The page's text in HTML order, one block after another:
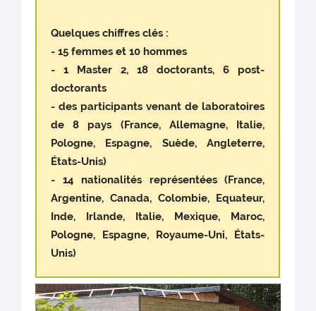
Quelques chiffres clés :
- 15 femmes et 10 hommes
- 1 Master 2, 18 doctorants, 6 post-
doctorants
- des participants venant de laboratoires
de 8 pays (France, Allemagne, Italie,
Pologne, Espagne, Suède, Angleterre,
États-Unis)
- 14 nationalités représentées (France,
Argentine, Canada, Colombie, Equateur,
Inde, Irlande, Italie, Mexique, Maroc,
Pologne, Espagne, Royaume-Uni, États-
Unis)